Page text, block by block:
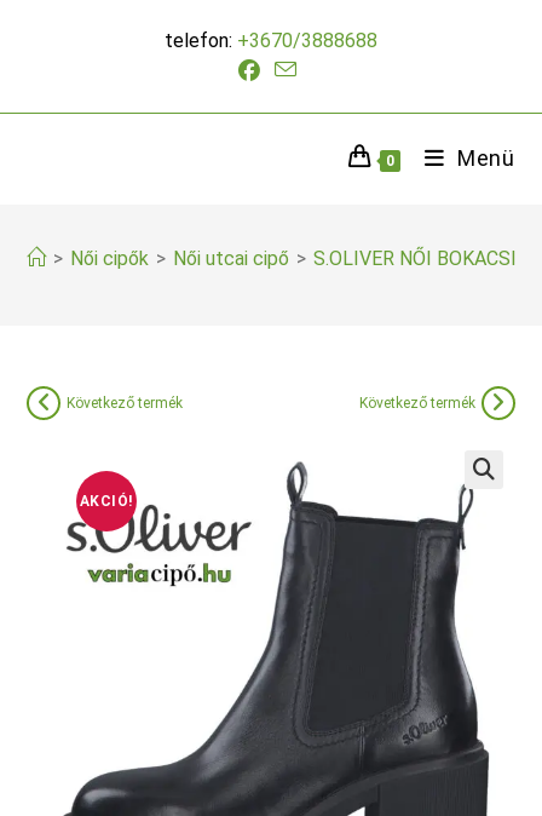
telefon: +3670/3888688
0 Menü
> Női cipők > Női utcai cipő > S.OLIVER NŐI
AKCIÓ!
Következő termék Következő termék